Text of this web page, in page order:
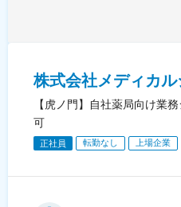
株式会社メディカ
【虎ノ門】自社薬局向け業
可
正社員 転勤なし 上場企業